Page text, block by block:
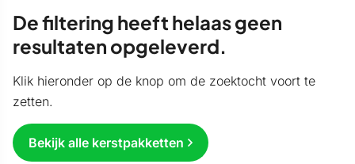
De filtering heeft helaas geen
resultaten opgeleverd.
Klik hieronder op de knop om de zoektocht voort te
zetten.
Bekijk alle kerstpakketten